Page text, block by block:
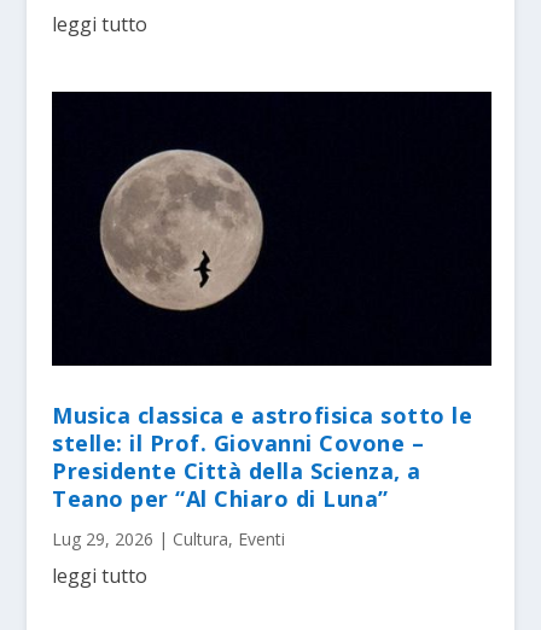
leggi tutto
Musica classica e astrofisica sotto le
stelle: il Prof. Giovanni Covone –
Presidente Città della Scienza, a
Teano per “Al Chiaro di Luna”
Lug 29, 2026 | Cultura, Eventi
leggi tutto